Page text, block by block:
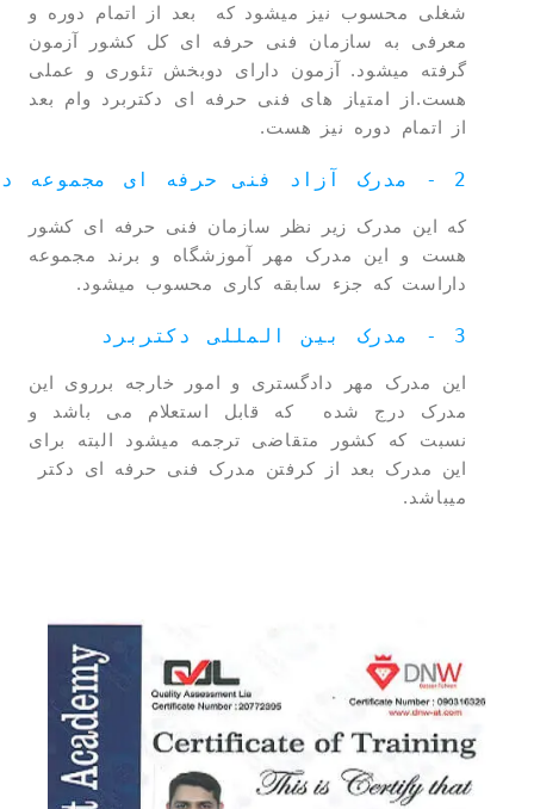
شغلی محسوب نیز میشود که بعد از اتمام دوره و
معرفی به سازمان فنی حرفه ای کل کشور آزمون
گرفته میشود. آزمون دارای دوبخش تئوری و عملی
هست.از امتیاز های فنی حرفه ای دکتربرد وام بعد
از اتمام دوره نیز هست.
2 - مدرک آزا د فنی حرفه ای مجموعه
که این مدرک زیر نظر سازمان فنی حرفه ای کشور
هست و این مدرک مهر آموزشگاه و برند مجموعه
داراست که جزء سابقه کاری محسوب میشود.
3 - مدرک بین المللی دکتربرد
این مدرک مهر دادگستری و امور خارجه برروی این
مدرک درج شده که قابل استعلام می باشد و
نسبت که کشور متقاضی ترجمه میشود البته برای
این مدرک بعد از کرفتن مدرک فنی حرفه ای دکتر
میباشد.